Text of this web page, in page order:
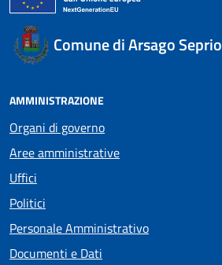
Comune di Arsago Seprio
AMMINISTRAZIONE
Organi di governo
Aree amministrative
Uffici
Politici
Personale Amministrativo
Documenti e Dati